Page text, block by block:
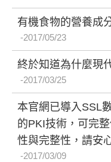
有機食物的營養成
2017/05/23
終於知道為什麼現
2017/03/25
本官網已導入SSL
的PKI技術，可完
性與完整性，請安
2017/03/09